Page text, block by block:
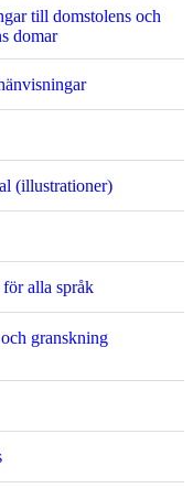
till domstolens och
domar
(illustrationer)
för alla språk
granskning